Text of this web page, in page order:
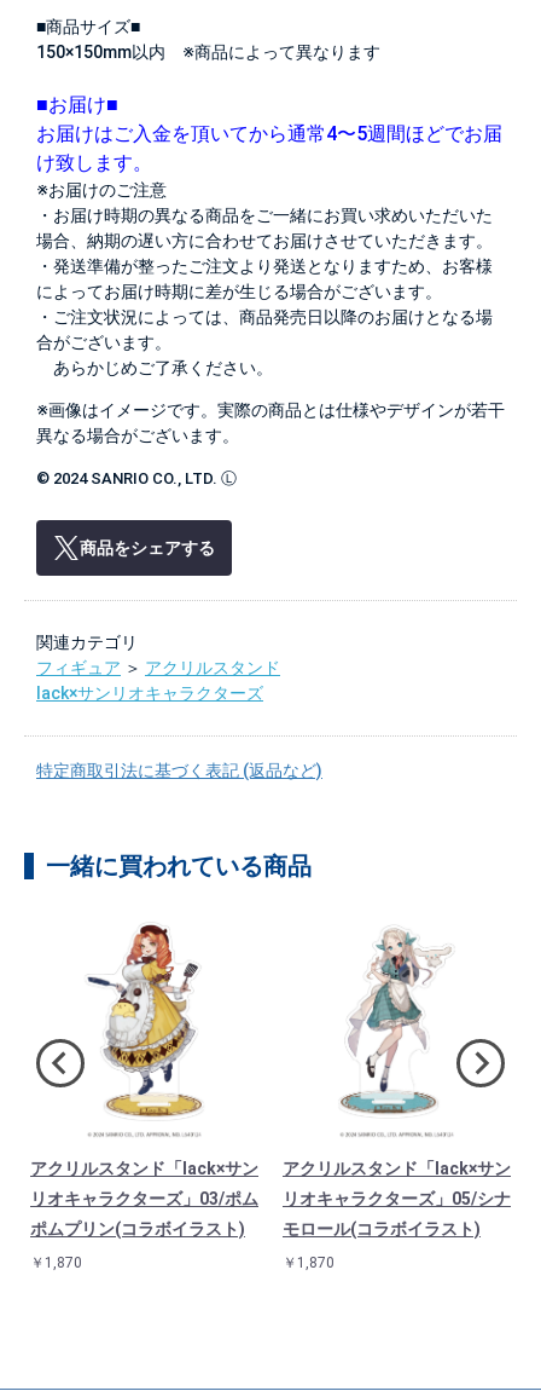
■商品サイズ■
150×150mm以内 ※商品によって異なります
■お届け■
お届けはご入金を頂いてから通常4〜5週間ほどでお届
け致します。
※お届けのご注意
・お届け時期の異なる商品をご一緒にお買い求めいただいた
場合、納期の遅い方に合わせてお届けさせていただきます。
・発送準備が整ったご注文より発送となりますため、お客様
によってお届け時期に差が生じる場合がございます。
・ご注文状況によっては、商品発売日以降のお届けとなる場
合がございます。
あらかじめご了承ください。
※画像はイメージです。実際の商品とは仕様やデザインが若干
異なる場合がございます。
© 2024 SANRIO CO., LTD. Ⓛ
商品をシェアする
関連カテゴリ
フィギュア ＞ アクリルスタンド
lack×サンリオキャラクターズ
特定商取引法に基づく表記 (返品など)
一緒に買われている商品
アクリルスタンド「lack×サン
リオキャラクターズ」03/ポム
ポムプリン(コラボイラスト)
￥1,870
アクリルスタンド「lack×サン
リオキャラクターズ」05/シナ
モロール(コラボイラスト)
￥1,870